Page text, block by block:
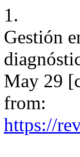
1.
Gestión
May 29
from:
https://